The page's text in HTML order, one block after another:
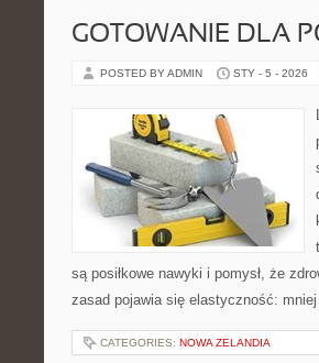
GOTOWANIE DLA
POSTED BY ADMIN STY - 5 - 2026
są posiłkowe nawyki i pomysł, że
zasad pojawia się elastyczność:
CATEGORIES: NOWA ZELANDIA